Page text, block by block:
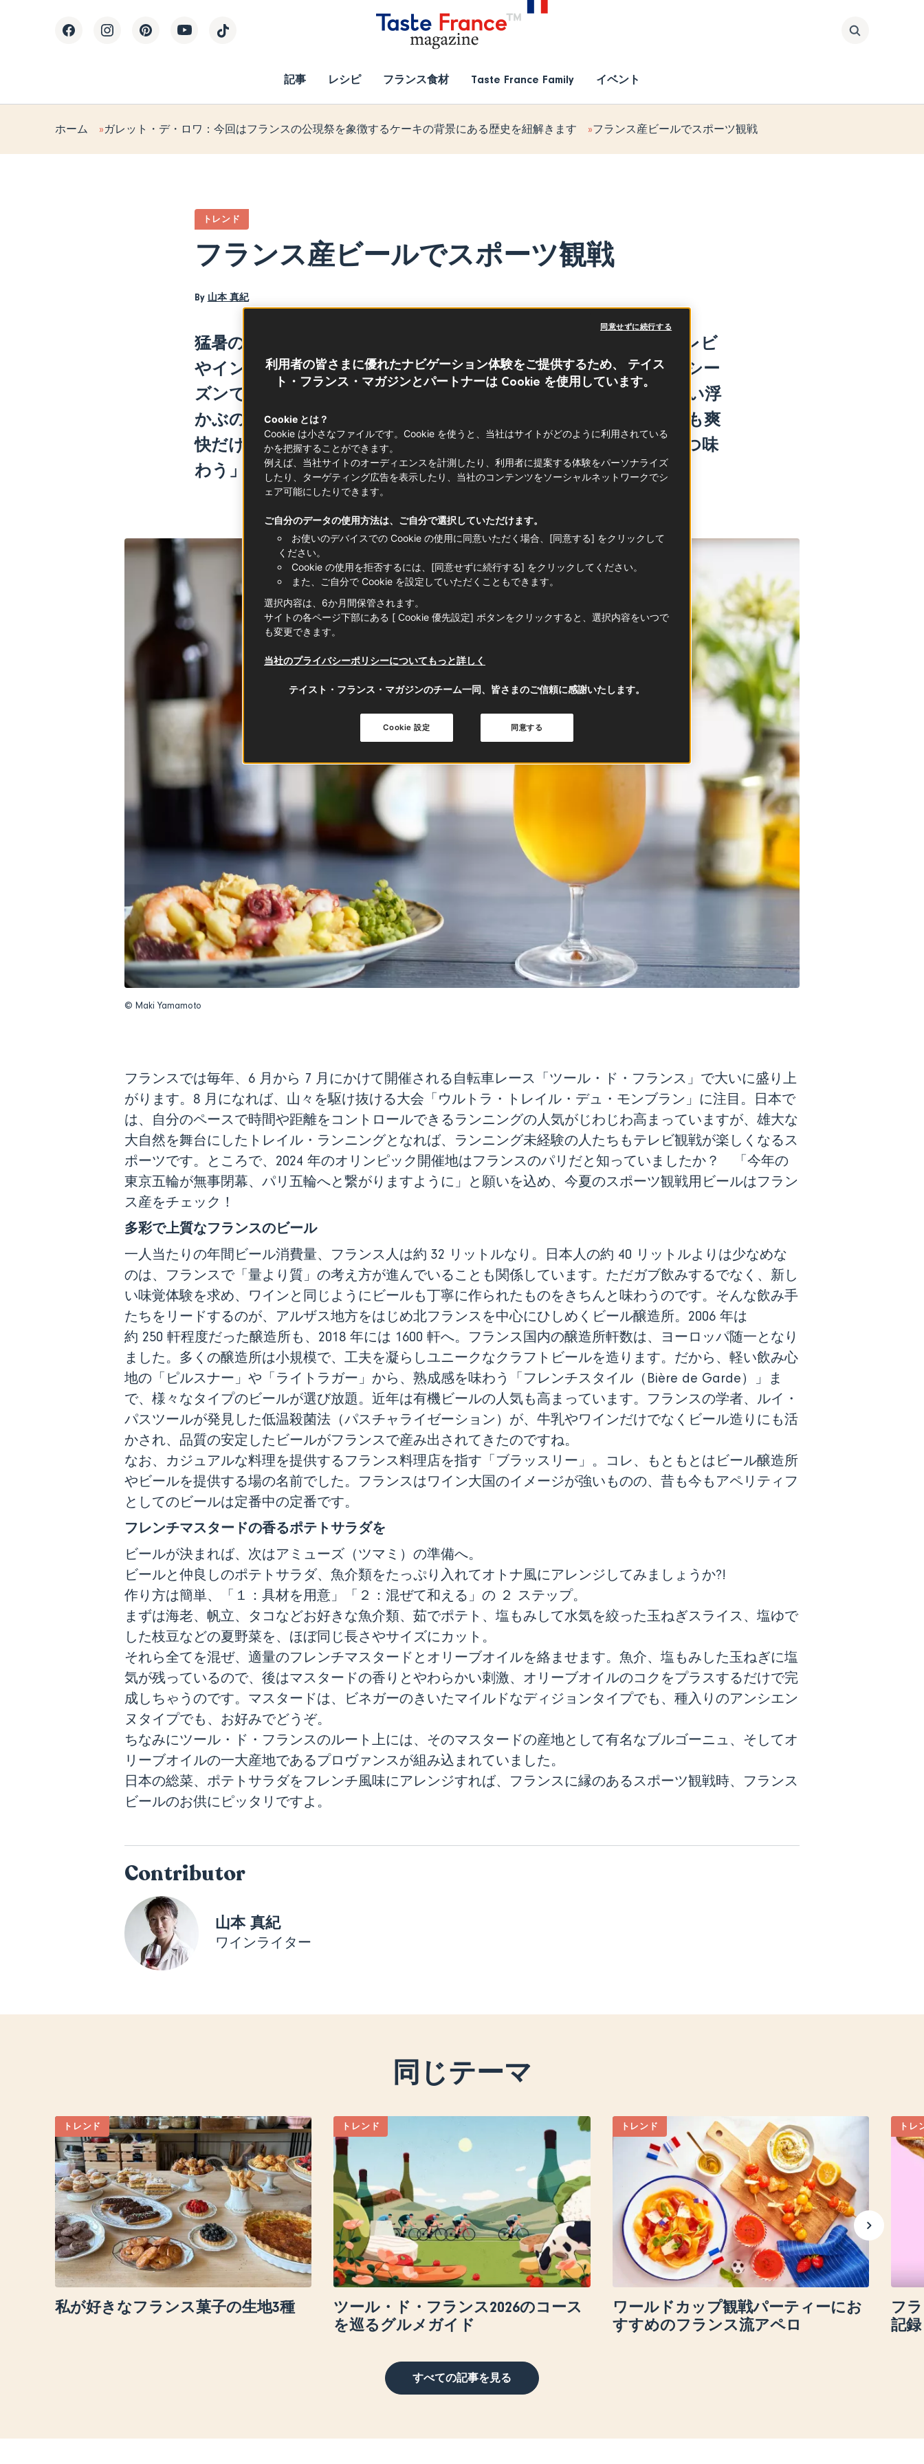
記事 レシピ フランス食材 Taste France Family イベント
ホーム ガレット・デ・ロワ：今回はフランスの公現祭を象徴するケーキの背景にある歴史を紐解きます フランス産ビールでスポーツ観戦
トレンド
フランス産ビールでスポーツ観戦
By 山本 真紀
猛暑のなか、数々のスポーツ大会が開催されて盛り上がる夏。テレビ
やインターネット配信で試合をチェックする時間も自然と増えるシー
ズンです。スポーツ観戦のお供にふさわしいお酒として、まず思い浮
かぶのがビールですね。「キンキンに冷えたビールを一気飲み」も爽
快だけれど、今回は「個性的なビールの旨味をゆっくり確かめつつ味
わう」、そんなシックな楽しみ方をオススメします。
© Maki Yamamoto
フランスでは毎年、6 月から 7 月にかけて開催される自転車レース「ツール・ド・フランス」で大いに盛り上
がります。8 月になれば、山々を駆け抜ける大会「ウルトラ・トレイル・デュ・モンブラン」に注目。日本で
は、自分のペースで時間や距離をコントロールできるランニングの人気がじわじわ高まっていますが、雄大な
大自然を舞台にしたトレイル・ランニングとなれば、ランニング未経験の人たちもテレビ観戦が楽しくなるス
ポーツです。ところで、2024 年のオリンピック開催地はフランスのパリだと知っていましたか？ 「今年の
東京五輪が無事閉幕、パリ五輪へと繋がりますように」と願いを込め、今夏のスポーツ観戦用ビールはフラン
ス産をチェック！
多彩で上質なフランスのビール
一人当たりの年間ビール消費量、フランス人は約 32 リットルなり。日本人の約 40 リットルよりは少なめな
のは、フランスで「量より質」の考え方が進んでいることも関係しています。ただガブ飲みするでなく、新し
い味覚体験を求め、ワインと同じようにビールも丁寧に作られたものをきちんと味わうのです。そんな飲み手
たちをリードするのが、アルザス地方をはじめ北フランスを中心にひしめくビール醸造所。2006 年は
約 250 軒程度だった醸造所も、2018 年には 1600 軒へ。フランス国内の醸造所軒数は、ヨーロッパ随一となり
ました。多くの醸造所は小規模で、工夫を凝らしユニークなクラフトビールを造ります。だから、軽い飲み心
地の「ピルスナー」や「ライトラガー」から、熟成感を味わう「フレンチスタイル（Bière de Garde）」ま
で、様々なタイプのビールが選び放題。近年は有機ビールの人気も高まっています。フランスの学者、ルイ・
パスツールが発見した低温殺菌法（パスチャライゼーション）が、牛乳やワインだけでなくビール造りにも活
かされ、品質の安定したビールがフランスで産み出されてきたのですね。
なお、カジュアルな料理を提供するフランス料理店を指す「ブラッスリー」。コレ、もともとはビール醸造所
やビールを提供する場の名前でした。フランスはワイン大国のイメージが強いものの、昔も今もアペリティフ
としてのビールは定番中の定番です。
フレンチマスタードの香るポテトサラダを
ビールが決まれば、次はアミューズ（ツマミ）の準備へ。
ビールと仲良しのポテトサラダ、魚介類をたっぷり入れてオトナ風にアレンジしてみましょうか?!
作り方は簡単、「１：具材を用意」「２：混ぜて和える」の ２ ステップ。
まずは海老、帆立、タコなどお好きな魚介類、茹でポテト、塩もみして水気を絞った玉ねぎスライス、塩ゆで
した枝豆などの夏野菜を、ほぼ同じ長さやサイズにカット。
それら全てを混ぜ、適量のフレンチマスタードとオリーブオイルを絡ませます。魚介、塩もみした玉ねぎに塩
気が残っているので、後はマスタードの香りとやわらかい刺激、オリーブオイルのコクをプラスするだけで完
成しちゃうのです。マスタードは、ビネガーのきいたマイルドなディジョンタイプでも、種入りのアンシエン
ヌタイプでも、お好みでどうぞ。
ちなみにツール・ド・フランスのルート上には、そのマスタードの産地として有名なブルゴーニュ、そしてオ
リーブオイルの一大産地であるプロヴァンスが組み込まれていました。
日本の総菜、ポテトサラダをフレンチ風味にアレンジすれば、フランスに縁のあるスポーツ観戦時、フランス
ビールのお供にピッタリですよ。
Contributor
山本 真紀
ワインライター
同じテーマ
トレンド
私が好きなフランス菓子の生地3種
トレンド
ツール・ド・フランス2026のコース
を巡るグルメガイド
トレンド
ワールドカップ観戦パーティーにお
すすめのフランス流アペロ
トレ
フ
記録
すべての記事を見る
利用者の皆さまに優れたナビゲーション体験をご提供するため、 テイス
ト・フランス・マガジンとパートナーは Cookie を使用しています。
Cookie とは？
Cookie は小さなファイルです。Cookie を使うと、当社はサイトがどのように利用されている
かを把握することができます。
例えば、当社サイトのオーディエンスを計測したり、利用者に提案する体験をパーソナライズ
したり、ターゲティング広告を表示したり、当社のコンテンツをソーシャルネットワークでシ
ェア可能にしたりできます。
ご自分のデータの使用方法は、ご自分で選択していただけます。
お使いのデバイスでの Cookie の使用に同意いただく場合、[同意する] をクリックして
ください。
Cookie の使用を拒否するには、[同意せずに続行する] をクリックしてください。
また、ご自分で Cookie を設定していただくこともできます。
選択内容は、6か月間保管されます。
サイトの各ページ下部にある [ Cookie 優先設定] ボタンをクリックすると、選択内容をいつで
も変更できます。
当社のプライバシーポリシーについてもっと詳しく
テイスト・フランス・マガジンのチーム一同、皆さまのご信頼に感謝いたします。
同意せずに続行する
同意する
Cookie 設定